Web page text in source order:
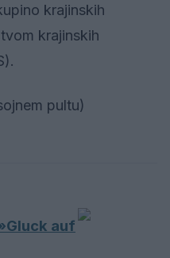
krajinskih
krajinskih
pultu)
auf